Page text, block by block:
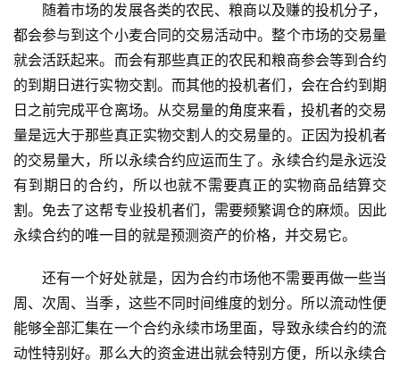
随着市场的发展各类的农民、粮商以及赚的投机分子，
都会参与到这个小麦合同的交易活动中。整个市场的交易量
就会活跃起来。而会有那些真正的农民和粮商参会等到合约
的到期日进行实物交割。而其他的投机者们，会在合约到期
日之前完成平仓离场。从交易量的角度来看，投机者的交易
量是远大于那些真正实物交割人的交易量的。正因为投机者
的交易量大，所以永续合约应运而生了。永续合约是永远没
有到期日的合约，所以也就不需要真正的实物商品结算交
割。免去了这帮专业投机者们，需要频繁调仓的麻烦。因此
永续合约的唯一目的就是预测资产的价格，并交易它。
还有一个好处就是，因为合约市场他不需要再做一些当
周、次周、当季，这些不同时间维度的划分。所以流动性便
能够全部汇集在一个合约永续市场里面，导致永续合约的流
动性特别好。那么大的资金进出就会特别方便，所以永续合